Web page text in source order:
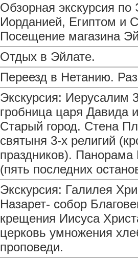
Обзорная экскурсия
Иорданией, Египтом и
Посещение магазина
Отдых в Эйлате.
Переезд в Нетанию.
Экскурсия: Иерусалим
гробница царя Давида
Старый город. Стена
святыня 3-х религий
праздников).
(пять последних
Экскурсия: Галилея
Назарет- собор
крещения Иисуса
церковь умножения
проповеди.